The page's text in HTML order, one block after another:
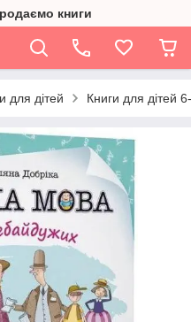
книги
для дітей Книги для дітей